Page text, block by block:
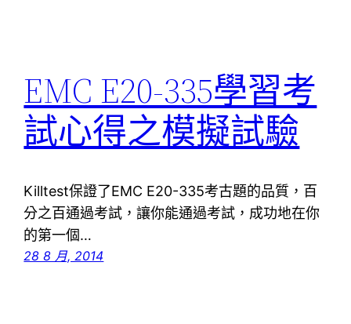
EMC E20-335學習考
試心得之模擬試驗
Killtest保證了EMC E20-335考古題的品質，百
分之百通過考試，讓你能通過考試，成功地在你
的第一個…
28 8 月, 2014